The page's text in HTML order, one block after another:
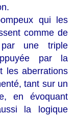
qui les
comme de
par une triple
par la
les aberrations
tant sur un
en évoquant
la logique